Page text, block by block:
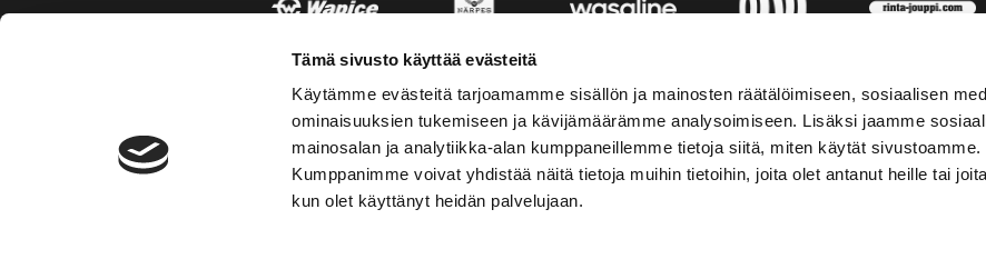
Tämä sivusto käyttää evästeitä
Käytämme evästeitä tarjoamamme sisällön ja mainosten räätälöimiseen, sosiaalisen
ominaisuuksien tukemiseen ja kävijämäärämme analysoimiseen. Lisäksi jaamme
mainosalan ja analytiikka-alan kumppaneillemme tietoja siitä, miten käytät sivustoamme.
Kumppanimme voivat yhdistää näitä tietoja muihin tietoihin, joita olet antanut heille tai
kun olet käyttänyt heidän palvelujaan.